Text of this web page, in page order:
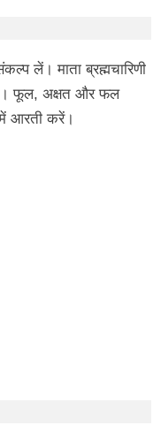
लें। माता ब्रह्मचारिणी
फूल, अक्षत और फल
आरती करें।